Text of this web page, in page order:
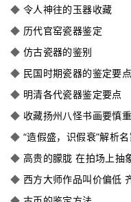
◆ 令人神往的玉器收藏
◆ 历代官窑瓷器鉴定
◆ 仿古瓷器的鉴别
◆ 民国时期瓷器的鉴定要点
◆ 明清各代瓷器鉴定要点
◆ 收藏扬州八怪书画要慎
◆ “造假盛，识假衰”解析
◆ 高贵的朦胧 在拍场上抽
◆ 西方大师作品叫价偏低